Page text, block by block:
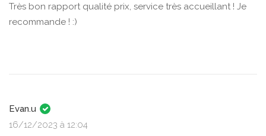
Très bon rapport qualité prix, service très accueillant ! Je
recommande ! :)
Evan.u
16/12/2023 à 12:04